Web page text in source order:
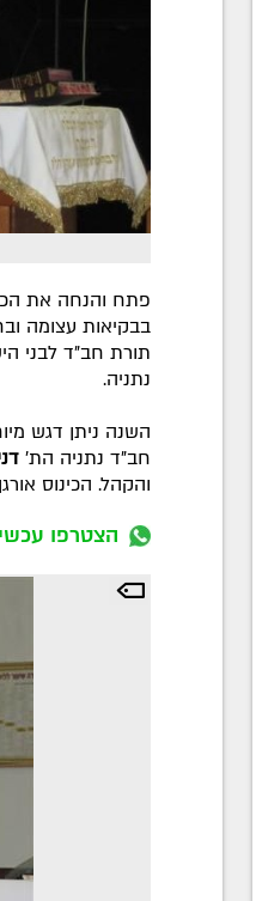
פתח והנחה את
בבקיאות עצומה
תורת חב"ד לבני
נתניה.
השנה ניתן דגש
חב"ד נתניה הת'
והקהל. הכינוס
הצטרפו